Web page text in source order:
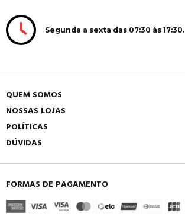
Segunda a sexta das 07:30 às 17:30.
QUEM SOMOS
NOSSAS LOJAS
POLÍTICAS
DÚVIDAS
FORMAS DE PAGAMENTO